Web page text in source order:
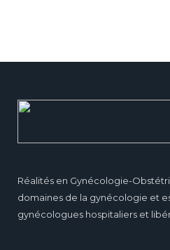
Réalités en Gynécologie-
domaines de la gynécologie et
gynécologues hospitaliers et